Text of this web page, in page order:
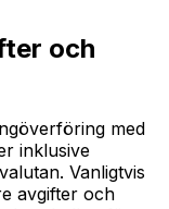
och
med
inklusive
Vanligtvis
avgifter och